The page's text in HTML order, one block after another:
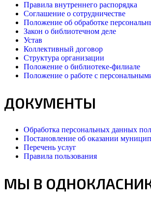
Правила внутреннего распорядка
Соглашение о сотрудничестве
Положение об обработке
Закон о библиотечном деле
Устав
Коллективный договор
Структура организации
Положение о библиотеке-филиале
Положение о работе с
ДОКУМЕНТЫ
Обработка персональных данных
Постановление об оказании
Перечень услуг
Правила пользования
МЫ В